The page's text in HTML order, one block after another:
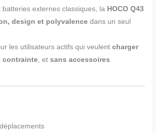
externes classiques, la HOCO Q43
design et polyvalencedans un seul
les utilisateurs actifs qui veulent charger
contrainte, et sans accessoires